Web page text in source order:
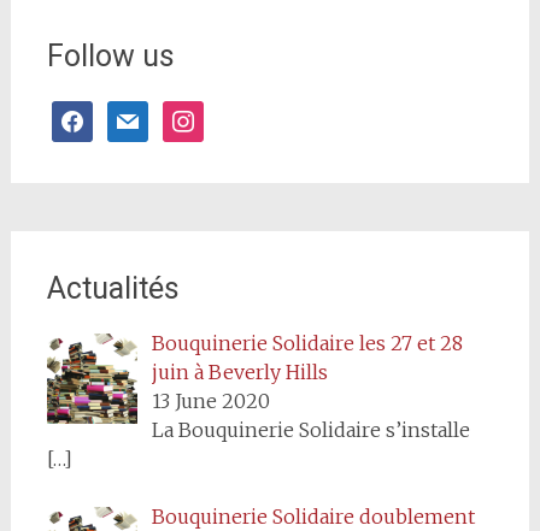
Follow us
facebook
mail instagram
Actualités
Bouquinerie Solidaire les 27 et 28
juin à Beverly Hills
13 June 2020
La Bouquinerie Solidaire s’installe
[…]
Bouquinerie Solidaire doublement